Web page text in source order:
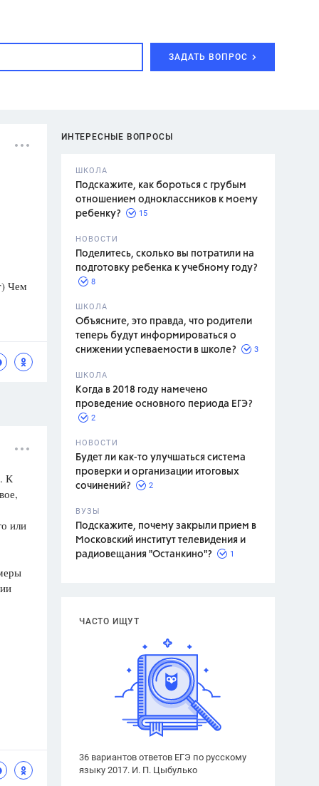
ЗАДАТЬ ВОПРОС
ИНТЕРЕСНЫЕ ВОПРОСЫ
ШКОЛА
Подскажите, как бороться с грубым
отношением одноклассников к моему
ребенку?
15
НОВОСТИ
Поделитесь, сколько вы потратили на
подготовку ребенка к учебному году?
8
ШКОЛА
Объясните, это правда, что родители
теперь будут информироваться о
снижении успеваемости в школе?
3
ШКОЛА
Когда в 2018 году намечено
проведение основного периода ЕГЭ?
2
НОВОСТИ
Будет ли как-то улучшаться система
проверки и организации итоговых
сочинений?
2
ВУЗЫ
Подскажите, почему закрыли прием в
Московский институт телевидения и
радиовещания "Останкино"?
1
ЧАСТО ИЩУТ
36 вариантов ответов ЕГЭ по русскому
языку 2017. И. П. Цыбулько
Чем
К
или